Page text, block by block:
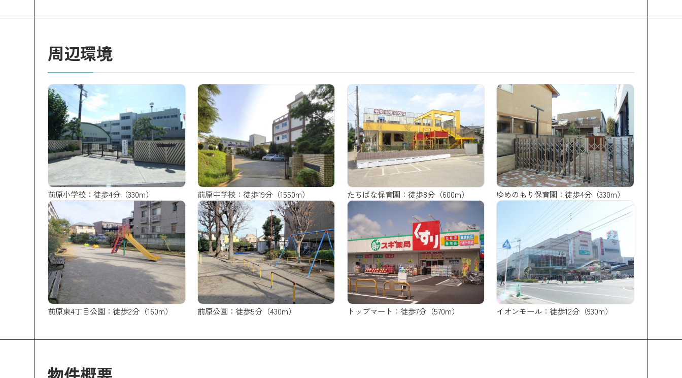
周辺環境
前原小学校：徒歩4分（330m） 前原中学校：徒歩19分（1550m） たちばな保育園：徒歩8分（600m） ゆめのもり保育園：徒歩4分（330m）
前原東4丁目公園：徒歩2分（160m） 前原公園：徒歩5分（430m） トップマート：徒歩7分（570m） イオンモール：徒歩12分（930m）